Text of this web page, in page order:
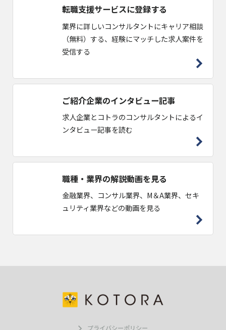
転職支援サービスに登録する
業界に詳しいコンサルタントにキャリア相談
（無料）する、経験にマッチした求人案件を
受信する
ご紹介企業のインタビュー記事
求人企業とコトラのコンサルタントによるイ
ンタビュー記事を読む
職種・業界の解説動画を見る
金融業界、コンサル業界、M＆A業界、セキ
ュリティ業界などの動画を見る
プライバシーポリシー